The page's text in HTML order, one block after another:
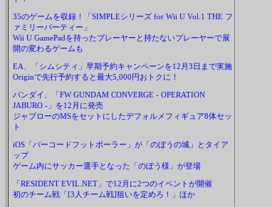
35のゲームを収録！「SIMPLEシリーズ for Wii U Vol.1 THE フ
ァミリーパーティー」
Wii U GamePadを持ったプレーヤーと持たないプレーヤーで展
開の変わるゲームも
EA、「シムシティ」早期予約キャンペーンを12月3日まで実施
Originで先行予約すると最大5,000円おトクに！
バンダイ、「FW GUNDAM CONVERGE - OPERATION
JABURO -」を12月に発売
ジャブローのMSをセットにしたデフォルメフィギュア8体セッ
ト
iOS「バーコードフットボーラー」が「のぼうの城」とタイア
ップ
ゲーム内にサッカー選手となった「のぼう様」が登場
「RESIDENT EVIL.NET」で12月に2つのイベントが開催
初のチーム戦「[3人チーム戦]狙いを定めろ！」ほか